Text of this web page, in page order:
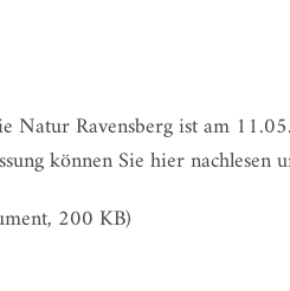
Natur Ravensberg ist am
können Sie hier nachlesen
200 KB)